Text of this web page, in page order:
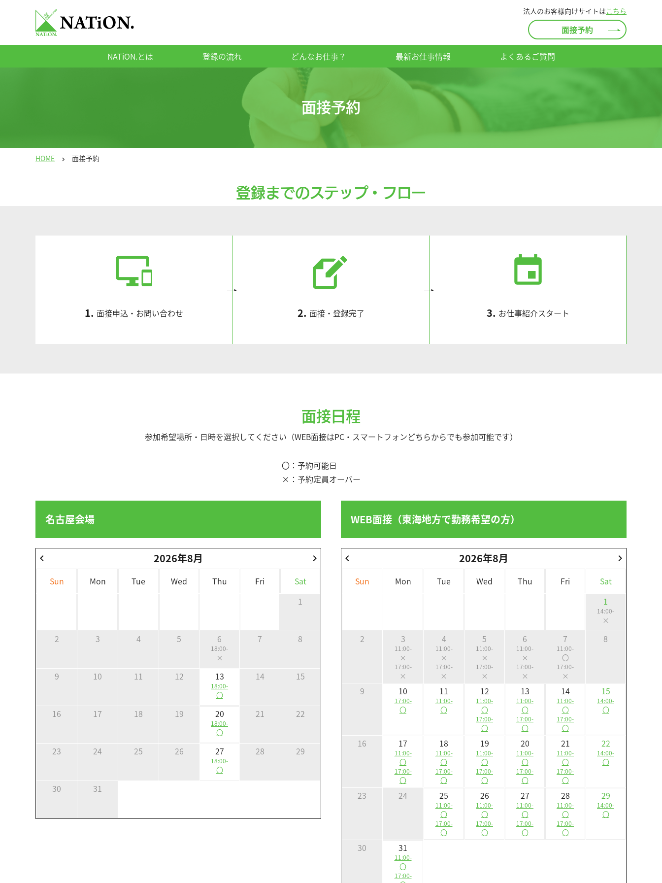
法人のお客様向けサイトはこちら
面接予約
NATiON.とは 登録の流れ どんなお仕事？ 最新お仕事情報 よくあるご質問
面接予約
HOME chevron_right 面接予約
登録までのステップ・フロー
1. 面接申込・お問い合わせ 2. 面接・登録完了
event
3. お仕事紹介スタート
面接日程
参加希望場所・日時を選択してください（WEB面接はPC・スマートフォンどちらからでも参加可能です）
〇：予約可能日
×：予約定員オーバー
名古屋会場
chevron_left 2026年8月
chevron_right
Sun
Mon Tue Wed Thu Fri
Sat
1
2 3 4 5 6
18:00-
×
7 8
9 10 11 12 13
18:00-
〇
14 15
16 17 18 19 20
18:00-
〇
21 22
23 24 25 26 27
18:00-
〇
28 29
30 31
WEB面接（東海地方で勤務希望の方）
chevron_left 2026年8月
chevron_right
Sun
Mon Tue Wed Thu Fri
Sat
1
14:00-
×
2 3
11:00-
×
17:00-
×
4
11:00-
×
17:00-
×
5
11:00-
×
17:00-
×
6
11:00-
×
17:00-
×
7
11:00-
〇
17:00-
×
8
9 10
17:00-
〇
11
11:00-
〇
12
11:00-
〇
17:00-
〇
13
11:00-
〇
17:00-
〇
14
11:00-
〇
17:00-
〇
15
14:00-
〇
16 17
11:00-
〇
17:00-
〇
18
11:00-
〇
17:00-
〇
19
11:00-
〇
17:00-
〇
20
11:00-
〇
17:00-
〇
21
11:00-
〇
17:00-
〇
22
14:00-
〇
23 24 25
11:00-
〇
17:00-
〇
26
11:00-
〇
17:00-
〇
27
11:00-
〇
17:00-
〇
28
11:00-
〇
17:00-
〇
29
14:00-
〇
30 31
11:00-
〇
17:00-